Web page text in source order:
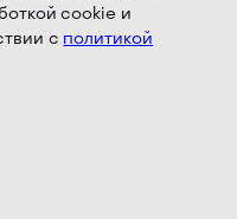
cookie и
с политикой